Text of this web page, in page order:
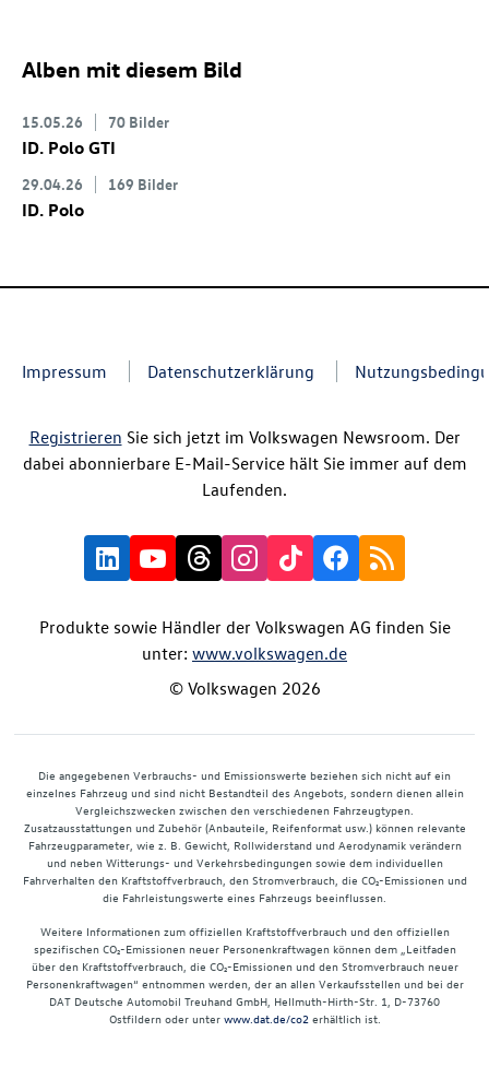
Alben mit diesem Bild
15.05.26 70 Bilder
ID. Polo GTI
29.04.26 169 Bilder
ID. Polo
Impressum Datenschutzerklärung
Registrieren Sie sich jetzt im Volkswagen Newsroom. Der
dabei abonnierbare E-Mail-Service hält Sie immer auf dem
Laufenden.
Produkte sowie Händler der Volkswagen AG finden Sie
unter: www.volkswagen.de
© Volkswagen 2026
Die angegebenen Verbrauchs- und Emissionswerte beziehen sich nicht auf ein
einzelnes Fahrzeug und sind nicht Bestandteil des Angebots, sondern dienen allein
Vergleichszwecken zwischen den verschiedenen Fahrzeugtypen.
Zusatzausstattungen und Zubehör (Anbauteile, Reifenformat usw.) können relevante
Fahrzeugparameter, wie z. B. Gewicht, Rollwiderstand und Aerodynamik verändern
und neben Witterungs- und Verkehrsbedingungen sowie dem individuellen
Fahrverhalten den Kraftstoffverbrauch, den Stromverbrauch, die CO₂-Emissionen und
die Fahrleistungswerte eines Fahrzeugs beeinflussen.
Weitere Informationen zum offiziellen Kraftstoffverbrauch und den offiziellen
spezifischen CO₂-Emissionen neuer Personenkraftwagen können dem „Leitfaden
über den Kraftstoffverbrauch, die CO₂-Emissionen und den Stromverbrauch neuer
Personenkraftwagen“ entnommen werden, der an allen Verkaufsstellen und bei der
DAT Deutsche Automobil Treuhand GmbH, Hellmuth-Hirth-Str. 1, D-73760
Ostfildern oder unter www.dat.de/co2erhältlich ist.